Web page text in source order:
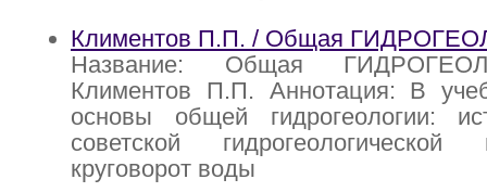
Климентов П.П. / Общая
Название: Общая
Климентов П.П. Аннотация: В
основы общей гидрогеологии:
советской
круговорот воды